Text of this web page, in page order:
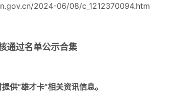
2024-06/08/c_1212370094.htm
通过名单公示合集
供“雄才卡”相关资讯信息。